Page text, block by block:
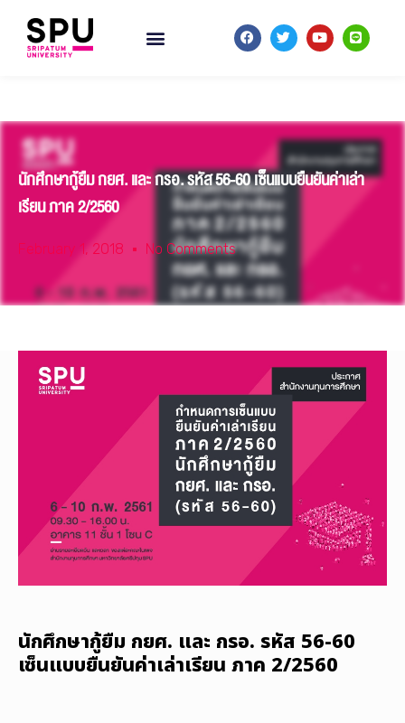
นักศึกษากู้ยืม กยศ. และ กรอ. รหัส 56-60 เซ็นแบบยืนยันค่าเล่า
เรียน ภาค 2/2560
February 1, 2018 No Comments
นักศึกษากู้ยืม กยศ. และ กรอ. รหัส 56-60
เซ็นแบบยืนยันค่าเล่าเรียน ภาค 2/2560